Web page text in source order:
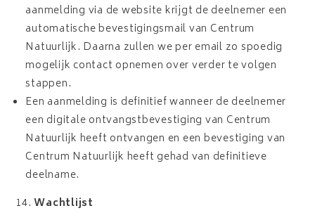
aanmelding via de website krijgt de deelnemer een
automatische bevestigingsmail van Centrum
Natuurlijk. Daarna zullen we per email zo spoedig
mogelijk contact opnemen over verder te volgen
stappen.
Een aanmelding is definitief wanneer de deelnemer
een digitale ontvangstbevestiging van Centrum
Natuurlijk heeft ontvangen en een bevestiging van
Centrum Natuurlijk heeft gehad van definitieve
deelname.
Wachtlijst